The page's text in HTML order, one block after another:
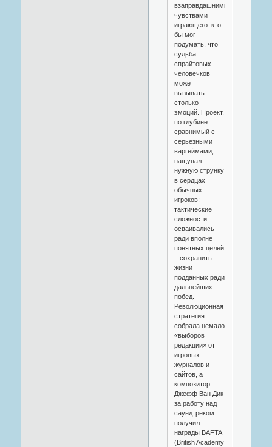
взаправдашними
чувствами
играющего: кто
бы мог
подумать, что
судьба
спрайтовых
человечков
может
вызывать
столько
эмоций. Проект,
по глубине
сравнимый с
серьезными
варгеймами,
нащупал
нужную струнку
в сердцах
обычных
игроков:
тактические
сложности
осваивались
ради вполне
понятных целей
– сохранить
жизни
подданных ради
дальнейших
побед.
Революционная
стратегия
собрала немало
«выборов
редакции» от
игровых
журналов и
сайтов, а
композитор
Джефф Ван Дик
за работу над
саундтреком
получил
награды BAFTA
(British Academy